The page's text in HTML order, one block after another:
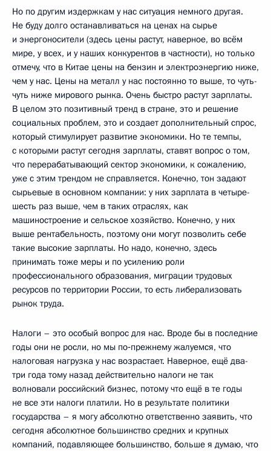
Но по другим издержкам у нас ситуация немного другая.
Не буду долго останавливаться на ценах на сырье
и энергоносители (здесь цены растут, наверное, во всём
мире, у всех, и у наших конкурентов в частности), но только
отмечу, что в Китае цены на бензин и электроэнергию ниже,
чем у нас. Цены на металл у нас постоянно то выше, то чуть-
чуть ниже мирового рынка. Очень быстро растут зарплаты.
В целом это позитивный тренд в стране, это и решение
социальных проблем, это и создает дополнительный спрос,
который стимулирует развитие экономики. Но те темпы,
с которыми растут сегодня зарплаты, ставят вопрос о том,
что перерабатывающий сектор экономики, к сожалению,
уже с этим трендом не справляется. Конечно, тон задают
сырьевые в основном компании: у них зарплата в четыре-
шесть раз выше, чем в таких отраслях, как
машиностроение и сельское хозяйство. Конечно, у них
выше рентабельность, поэтому они могут позволить себе
такие высокие зарплаты. Но надо, конечно, здесь
принимать тоже меры и по усилению роли
профессионального образования, миграции трудовых
ресурсов по территории России, то есть либерализовать
рынок труда.
Налоги – это особый вопрос для нас. Вроде бы в последние
годы они не росли, но мы по‑прежнему жалуемся, что
налоговая нагрузка у нас возрастает. Наверное, ещё два-
три года тому назад действительно налоги не так
волновали российский бизнес, потому что ещё в те годы
не все эти налоги платили. Но в результате политики
государства – я могу абсолютно ответственно заявить, что
сегодня абсолютное большинство средних и крупных
компаний, подавляющее большинство, больше я думаю, что